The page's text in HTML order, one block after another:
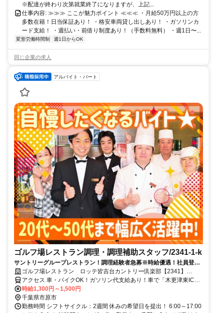
※配達が終わり次第就業終了になりますが、上記...
仕事内容: ≫≫≫ ここが魅力ポイント ≪≪≪ ・月給50万円以上の方
多数在籍！日当保証あり！ ・格安車両貸し出しあり！ ・ガソリンカ
ード支給！ ・週払い・前借り制度あり！（手数料無料） ・週1日〜...
変形労働時間制 週1日からOK
同じ企業の求人
アルバイト・パート
ゴルフ場レストラン調理・調理補助スタッフ/2341-1-k
サントリーグループレストラン！調理経験者急募※時給優遇！社員登用
実績有！毎年昇給◎前払いOK
ゴルフ場レストラン ロッテ皆吉台カントリー倶楽部【2341】
【AP】
アクセス 車・バイクOK！ガソリン代支給あり！車で「木更津東IC」
～約17分、「市原IC」～約30分、「五井駅」～約30分
時給1,300円～1,500円
千葉県市原市
勤務時間 シフトサイクル：2週間 休みの希望日を提出！ 6:00～17:00